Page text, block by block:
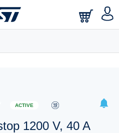
searches.
ACTIVE
1200 V, 40 A